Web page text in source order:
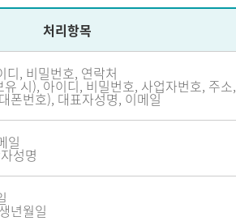
처리항목
디, 비밀번호, 연락처
시), 아이디, 비밀번호, 사업자번호, 주소,
폰번호), 대표자성명, 이메일
일
성명
년월일